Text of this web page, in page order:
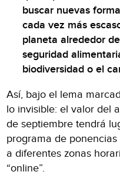
buscar nuevas
cada vez más
planeta alrededor
seguridad
biodiversidad o el
Así, bajo el lema
lo invisible: el valor del
de septiembre tendrá
programa de
a diferentes zonas
“online”.